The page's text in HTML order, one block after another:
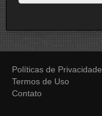
Políticas de Privacidade
Termos de Uso
Contato